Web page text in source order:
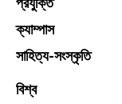
ক্যাম্পাস
সাহিত্য-সংস্কৃতি
বিশ্ব